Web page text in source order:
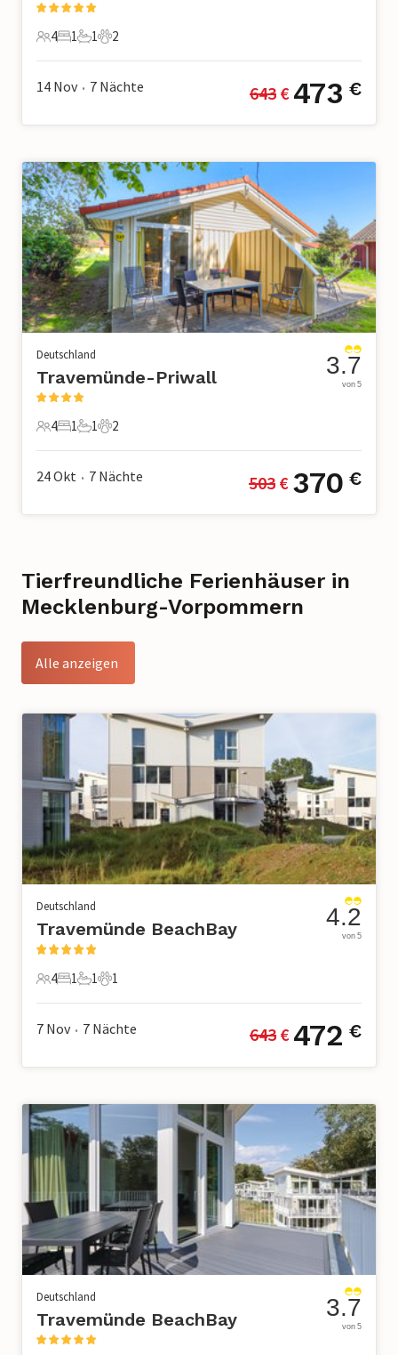
4 Gäste
4
1 Schlafzimmer
1
1 Badezimmer
1
2 Haustiere
2
14 Nov • 7 Nächte 643 € 473 €
Deutschland
Travemünde-Priwall
4 Gäste
4
1 Schlafzimmer
1
1 Badezimmer
1
2 Haustiere
2
3.7
von 5
24 Okt • 7 Nächte 503 € 370 €
Tierfreundliche Ferienhäuser in
Mecklenburg-Vorpommern
Alle anzeigen
Deutschland
Travemünde BeachBay
4 Gäste
4
1 Schlafzimmer
1
1 Badezimmer
1
1 Haustier
1
4.2
von 5
7 Nov • 7 Nächte 643 € 472 €
Deutschland
Travemünde BeachBay 3.7
von 5